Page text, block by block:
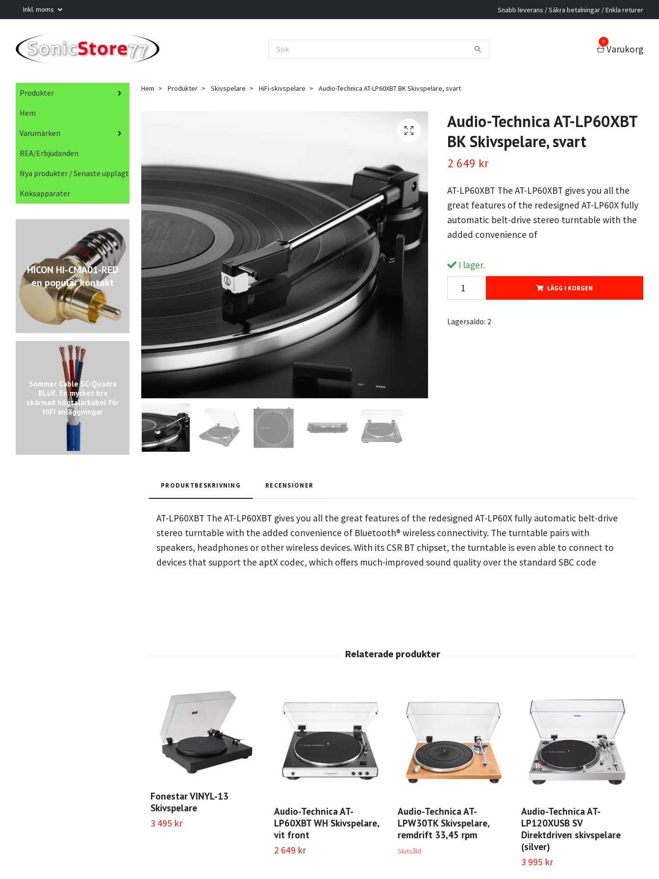
Inkl. moms Snabb leverans / Säkra betalningar / Enkla returer
0
Varukorg
Produkter
Hem
Varumärken
REA/Erbjudanden
Nya produkter / Senaste upplagt
Köksapparater
HICON HI-CMA01-RED
en populär kontakt
Sommer Cable SC-Quadra
BLUE. En mycket bra
skärmad högtalarkabel för
HiFI anläggningar
Hem Produkter Skivspelare HiFi-skivspelare Audio-Technica AT-LP60XBT BK Skivspelare, svart
Audio-Technica AT-LP60XBT
BK Skivspelare, svart
2 649 kr
AT-LP60XBT The AT-LP60XBT gives you all the
great features of the redesigned AT-LP60X fully
automatic belt-drive stereo turntable with the
added convenience of
I lager.
LÄGG I KORGEN
Lagersaldo: 2
PRODUKTBESKRIVNING RECENSIONER
AT-LP60XBT The AT-LP60XBT gives you all the great features of the redesigned AT-LP60X fully automatic belt-drive
stereo turntable with the added convenience of Bluetooth® wireless connectivity. The turntable pairs with
speakers, headphones or other wireless devices. With its CSR BT chipset, the turntable is even able to connect to
devices that support the aptX codec, which offers much-improved sound quality over the standard SBC code
Fonestar VINYL-13
Skivspelare
3 495 kr
Audio-Technica AT-
LP60XBT WH Skivspelare,
vit front
2 649 kr
Audio-Technica AT-
LPW30TK Skivspelare,
remdrift 33,45 rpm
Slutsåld
Audio-Technica AT-
LP120XUSB SV
Direktdriven skivspelare
(silver)
3 995 kr